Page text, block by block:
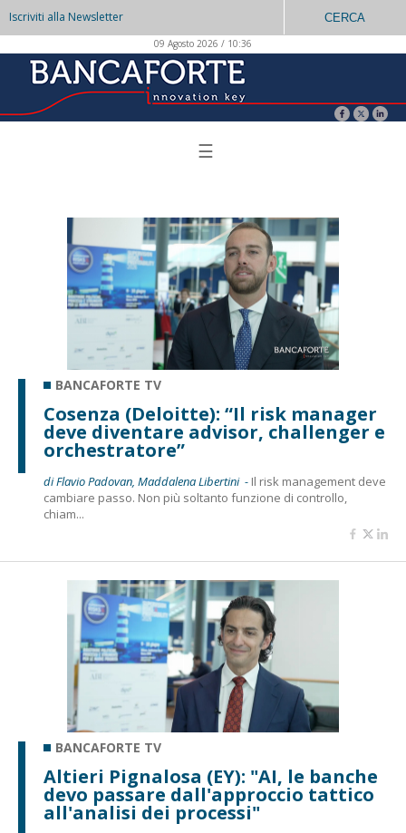
Iscriviti alla Newsletter CERCA
09 Agosto 2026 / 10:36
☰
BANCAFORTE TV
Cosenza (Deloitte): “Il risk manager
deve diventare advisor, challenger e
orchestratore”
di Flavio Padovan, Maddalena Libertini - Il risk management deve
cambiare passo. Non più soltanto funzione di controllo,
chiam...
BANCAFORTE TV
Altieri Pignalosa (EY): "AI, le banche
devo passare dall'approccio tattico
all'analisi dei processi"